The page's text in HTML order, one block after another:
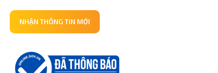
NHẬN THÔNG TIN MỚI